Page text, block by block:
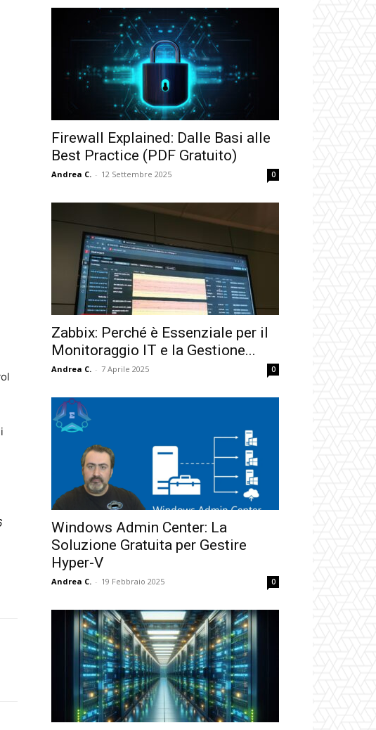
Firewall Explained: Dalle Basi alle
Best Practice (PDF Gratuito)
Andrea C. - 12 Settembre 2025 0
Zabbix: Perché è Essenziale per il
Monitoraggio IT e la Gestione...
Andrea C. - 7 Aprile 2025 0
Windows Admin Center: La
Soluzione Gratuita per Gestire
Hyper-V
Andrea C. - 19 Febbraio 2025 0